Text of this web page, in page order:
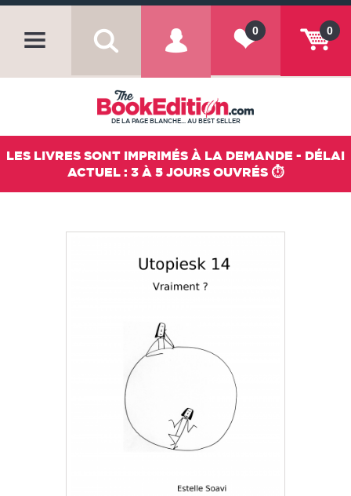
0
0
DE LA PAGE BLANCHE... AU BEST SELLER
LES LIVRES SONT IMPRIMÉS À LA DEMANDE - DÉLAI
ACTUEL : 3 À 5 JOURS OUVRÉS ⏱️